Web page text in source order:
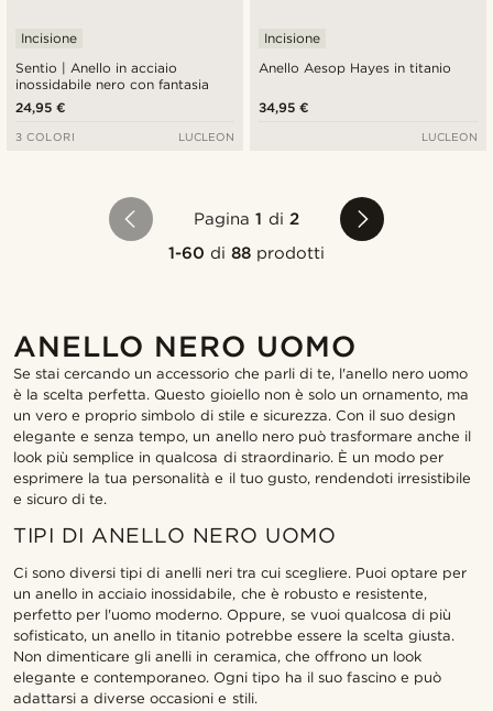
Sentio | Anello in acciaio
inossidabile nero con fantasia
Incisione
24,95 €
3 COLORI LUCLEON
Anello Aesop Hayes in titanio
Incisione
34,95 €
LUCLEON
Pagina1 di 2
1-60 di88 prodotti
ANELLO NERO UOMO
Se stai cercando un accessorio che parli di te, l'anello nero uomo
è la scelta perfetta. Questo gioiello non è solo un ornamento, ma
un vero e proprio simbolo di stile e sicurezza. Con il suo design
elegante e senza tempo, un anello nero può trasformare anche il
look più semplice in qualcosa di straordinario. È un modo per
esprimere la tua personalità e il tuo gusto, rendendoti irresistibile
e sicuro di te.
TIPI DI ANELLO NERO UOMO
Ci sono diversi tipi di anelli neri tra cui scegliere. Puoi optare per
un anello in acciaio inossidabile, che è robusto e resistente,
perfetto per l'uomo moderno. Oppure, se vuoi qualcosa di più
sofisticato, un anello in titanio potrebbe essere la scelta giusta.
Non dimenticare gli anelli in ceramica, che offrono un look
elegante e contemporaneo. Ogni tipo ha il suo fascino e può
adattarsi a diverse occasioni e stili.